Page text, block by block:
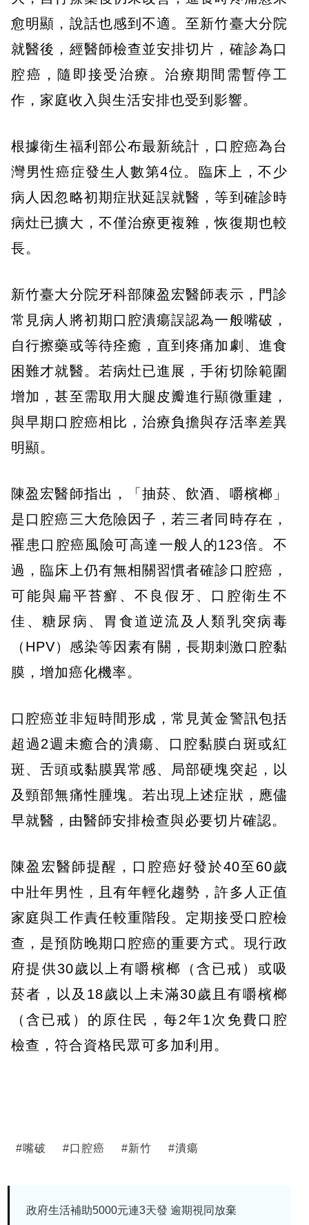
愈明顯，說話也感到不適。至新竹臺大分院
就醫後，經醫師檢查並安排切片，確診為口
腔癌，隨即接受治療。治療期間需暫停工
作，家庭收入與生活安排也受到影響。
根據衛生福利部公布最新統計，口腔癌為台
灣男性癌症發生人數第4位。臨床上，不少
病人因忽略初期症狀延誤就醫，等到確診時
病灶已擴大，不僅治療更複雜，恢復期也較
長。
新竹臺大分院牙科部陳盈宏醫師表示，門診
常見病人將初期口腔潰瘍誤認為一般嘴破，
自行擦藥或等待痊癒，直到疼痛加劇、進食
困難才就醫。若病灶已進展，手術切除範圍
增加，甚至需取用大腿皮瓣進行顯微重建，
與早期口腔癌相比，治療負擔與存活率差異
明顯。
陳盈宏醫師指出，「抽菸、飲酒、嚼檳榔」
是口腔癌三大危險因子，若三者同時存在，
罹患口腔癌風險可高達一般人的123倍。不
過，臨床上仍有無相關習慣者確診口腔癌，
可能與扁平苔癬、不良假牙、口腔衛生不
佳、糖尿病、胃食道逆流及人類乳突病毒
（HPV）感染等因素有關，長期刺激口腔黏
膜，增加癌化機率。
口腔癌並非短時間形成，常見黃金警訊包括
超過2週未癒合的潰瘍、口腔黏膜白斑或紅
斑、舌頭或黏膜異常感、局部硬塊突起，以
及頸部無痛性腫塊。若出現上述症狀，應儘
早就醫，由醫師安排檢查與必要切片確認。
陳盈宏醫師提醒，口腔癌好發於40至60歲
中壯年男性，且有年輕化趨勢，許多人正值
家庭與工作責任較重階段。定期接受口腔檢
查，是預防晚期口腔癌的重要方式。現行政
府提供30歲以上有嚼檳榔（含已戒）或吸
菸者，以及18歲以上未滿30歲且有嚼檳榔
（含已戒）的原住民，每2年1次免費口腔
檢查，符合資格民眾可多加利用。
#嘴破 #口腔癌 #新竹 #潰瘍
政府生活補助5000元連3天發 逾期視同放棄